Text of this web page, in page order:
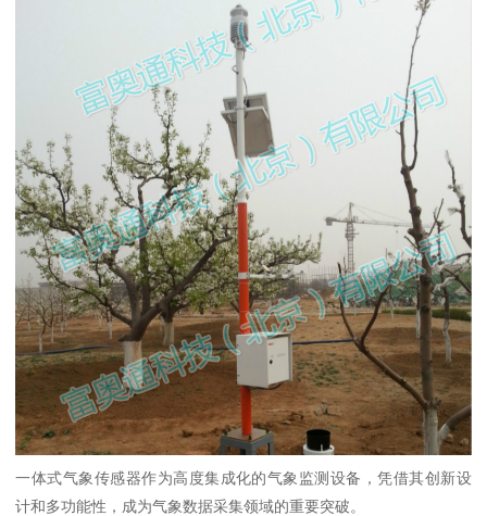
一体式气象传感器作为高度集成化的气象监测设备，凭借其创新设
计和多功能性，成为气象数据采集领域的重要突破。